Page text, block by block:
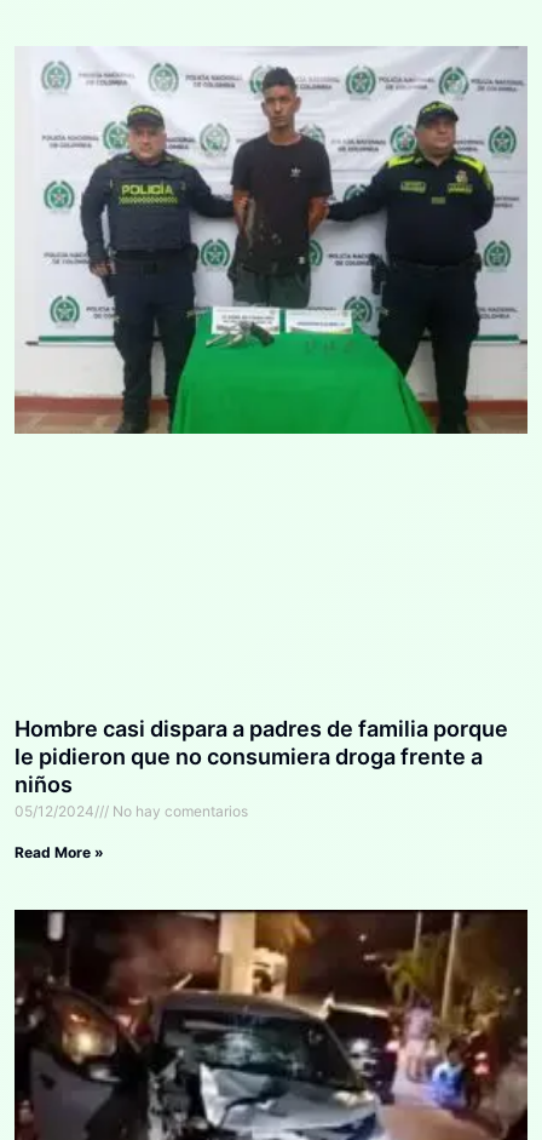
Hombre casi dispara a padres de familia porque
le pidieron que no consumiera droga frente a
niños
05/12/2024 No hay comentarios
Read More »